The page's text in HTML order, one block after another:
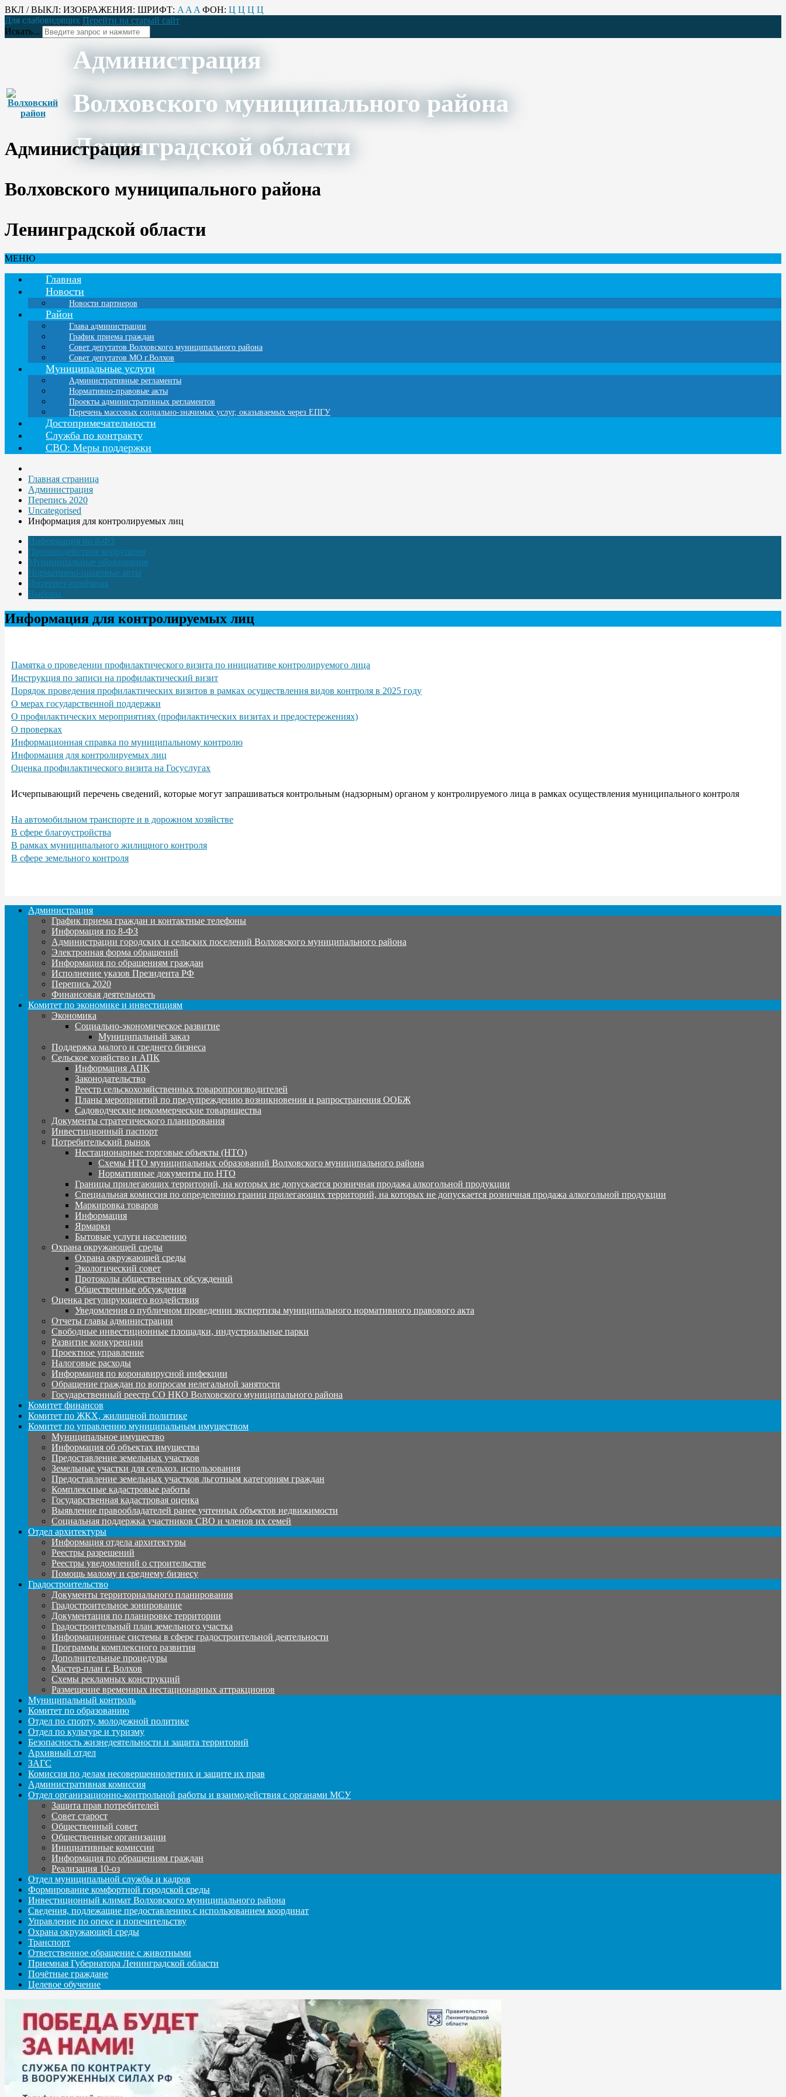
ВКЛ / ВЫКЛ: ИЗОБРАЖЕНИЯ: ШРИФТ: A A A ФОН: Ц Ц Ц Ц
Для слабовидящих Перейти на старый сайт
Искать...
Администрация
Волховского муниципального района
Ленинградской области
Администрация
Волховского муниципального района
Ленинградской области
МЕНЮ
Главная
Новости
Новости партнеров
Район
Глава администрации
График приема граждан
Совет депутатов Волховского муниципального района
Совет депутатов МО г.Волхов
Муниципальные услуги
Административные регламенты
Нормативно-правовые акты
Проекты административных регламентов
Перечень массовых социально-значимых услуг, оказываемых через ЕПГУ
Достопримечательности
Служба по контракту
СВО: Меры поддержки
Главная страница
Администрация
Перепись 2020
Uncategorised
Информация для контролируемых лиц
Информация по 8-ФЗ
Противодействие коррупции
Муниципальные образования
Нормативно-правовые акты
Интернет-приёмная
Выборы
Информация для контролируемых лиц
Памятка о проведении профилактического визита по инициативе контролируемого лица
Инструкция по записи на профилактический визит
Порядок проведения профилактических визитов в рамках осуществления видов контроля в 2025 году
О мерах государственной поддержки
О профилактических мероприятиях (профилактических визитах и предостережениях)
О проверках
Информационная справка по муниципальному контролю
Информация для контролируемых лиц
Оценка профилактического визита на Госуслугах
Исчерпывающий перечень сведений, которые могут запрашиваться контрольным (надзорным) органом у контролируемого лица в рамках осуществления муниципального контроля
На автомобильном транспорте и в дорожном хозяйстве
В сфере благоустройства
В рамках муниципального жилищного контроля
В сфере земельного контроля
Администрация
График приема граждан и контактные телефоны
Информация по 8-ФЗ
Администрации городских и сельских поселений Волховского муниципального района
Электронная форма обращений
Информация по обращениям граждан
Исполнение указов Президента РФ
Перепись 2020
Финансовая деятельность
Комитет по экономике и инвестициям
Экономика
Социально-экономическое развитие
Муниципальный заказ
Поддержка малого и среднего бизнеса
Сельское хозяйство и АПК
Информация АПК
Законодательство
Реестр сельскохозяйственных товаропроизводителей
Планы мероприятий по предупреждению возникновения и рапространения ООБЖ
Садоводческие некоммерческие товарищества
Документы стратегического планирования
Инвестиционный паспорт
Потребительский рынок
Нестационарные торговые объекты (НТО)
Схемы НТО муниципальных образований Волховского муниципального района
Нормативные документы по НТО
Границы прилегающих территорий, на которых не допускается розничная продажа алкогольной продукции
Специальная комиссия по определению границ прилегающих территорий, на которых не допускается розничная продажа алкогольной продукции
Маркировка товаров
Информация
Ярмарки
Бытовые услуги населению
Охрана окружающей среды
Охрана окружающей среды
Экологический совет
Протоколы общественных обсуждений
Общественные обсуждения
Оценка регулирующего воздействия
Уведомления о публичном проведении экспертизы муниципального нормативного правового акта
Отчеты главы администрации
Свободные инвестиционные площадки, индустриальные парки
Развитие конкуренции
Проектное управление
Налоговые расходы
Информация по коронавирусной инфекции
Обращение граждан по вопросам нелегальной занятости
Государственный реестр СО НКО Волховского муниципального района
Комитет финансов
Комитет по ЖКХ, жилищной политике
Комитет по управлению муниципальным имуществом
Муниципальное имущество
Информация об объектах имущества
Предоставление земельных участков
Земельные участки для сельхоз. использования
Предоставление земельных участков льготным категориям граждан
Комплексные кадастровые работы
Государственная кадастровая оценка
Выявление правообладателей ранее учтенных объектов недвижимости
Социальная поддержка участников СВО и членов их семей
Отдел архитектуры
Информация отдела архитектуры
Реестры разрешений
Реестры уведомлений о строительстве
Помощь малому и среднему бизнесу
Градостроительство
Документы территориального планирования
Градостроительное зонирование
Документация по планировке территории
Градостроительный план земельного участка
Информационные системы в сфере градостроительной деятельности
Программы комплексного развития
Дополнительные процедуры
Мастер-план г. Волхов
Схемы рекламных конструкций
Размещение временных нестационарных аттракционов
Муниципальный контроль
Комитет по образованию
Отдел по спорту, молодежной политике
Отдел по культуре и туризму
Безопасность жизнедеятельности и защита территорий
Архивный отдел
ЗАГС
Комиссия по делам несовершеннолетних и защите их прав
Административная комиссия
Отдел организационно-контрольной работы и взаимодействия с органами МСУ
Защита прав потребителей
Совет старост
Общественный совет
Общественные организации
Инициативные комиссии
Информация по обращениям граждан
Реализация 10-оз
Отдел муниципальной службы и кадров
Формирование комфортной городской среды
Инвестиционный климат Волховского муниципального района
Сведения, подлежащие предоставлению с использованием координат
Управление по опеке и попечительству
Охрана окружающей среды
Транспорт
Ответственное обращение с животными
Приемная Губернатора Ленинградской области
Почётные граждане
Целевое обучение